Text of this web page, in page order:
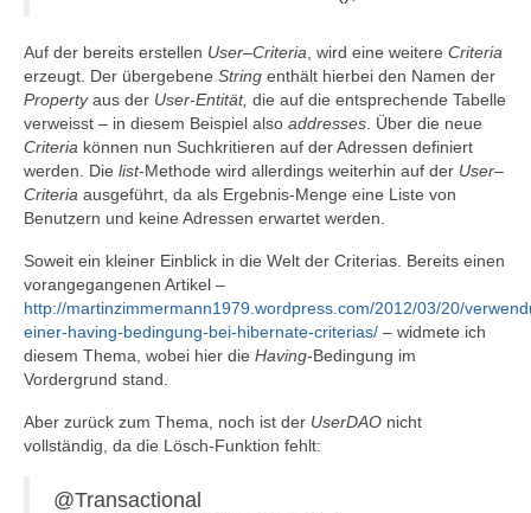
Auf der bereits erstellen User–Criteria , wird eine weitere Criteria
erzeugt. Der übergebene String enthält hierbei den Namen der
Propertyaus der User-Entität, die auf die entsprechende Tabelle
verweisst – in diesem Beispiel also addresses . Über die neue
Criteria können nun Suchkritieren auf der Adressen definiert
werden. Die list-Methode wird allerdings weiterhin auf der User–
Criteria ausgeführt, da als Ergebnis-Menge eine Liste von
Benutzern und keine Adressen erwartet werden.
Soweit ein kleiner Einblick in die Welt der Criterias. Bereits einen
vorangegangenen Artikel –
http://martinzimmermann1979.wordpress.com/2012/03/20/
einer-having-bedingung-bei-hibernate-criterias/ – widmete ich
diesem Thema, wobei hier die Having-Bedingung im
Vordergrund stand.
Aber zurück zum Thema, noch ist der UserDAO nicht
vollständig, da die Lösch-Funktion fehlt:
@Transactional